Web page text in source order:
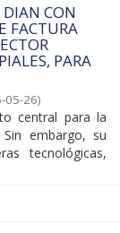
CON
FACTURA
PARA
05-26)
central para la
embargo, su
tecnológicas,